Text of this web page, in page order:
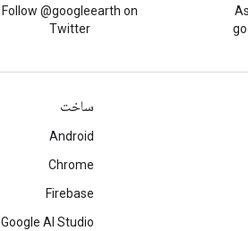
Follow @googleearth on
Twitter
ساخت
Android
Chrome
Firebase
Google AI Studio